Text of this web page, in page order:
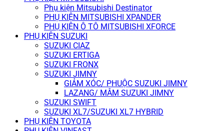
Phụ kiện Mitsubishi Destinator
PHỤ KIỆN MITSUBISHI XPANDER
PHỤ KIỆN Ô TÔ MITSUBISHI XFORCE
PHỤ KIỆN SUZUKI
SUZUKI CIAZ
SUZUKI ERTIGA
SUZUKI FRONX
SUZUKI JIMNY
GIẢM XÓC/ PHUỘC SUZUKI JIMNY
LAZANG/ MÂM SUZUKI JIMNY
SUZUKI SWIFT
SUZUKI XL7/SUZUKI XL7 HYBRID
PHỤ KIỆN TOYOTA